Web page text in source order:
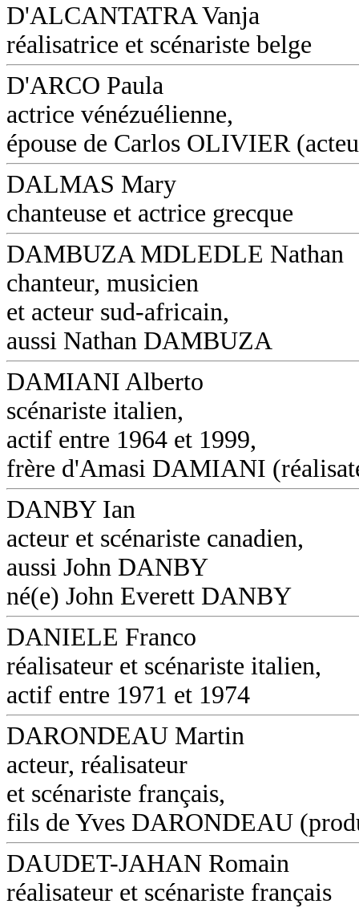
D'ALCANTATRA Vanja
réalisatrice et scénariste belge
D'ARCO Paula
actrice vénézuélienne,
épouse de Carlos OLIVIER
DALMAS Mary
chanteuse et actrice grecque
DAMBUZA MDLEDLE Nathan
chanteur, musicien
et acteur sud-africain,
aussi Nathan DAMBUZA
DAMIANI Alberto
scénariste italien,
actif entre 1964 et 1999,
frère d'Amasi DAMIANI
DANBY Ian
acteur et scénariste canadien,
aussi John DANBY
né(e) John Everett DANBY
DANIELE Franco
réalisateur et scénariste italien,
actif entre 1971 et 1974
DARONDEAU Martin
acteur, réalisateur
et scénariste français,
fils de Yves DARONDEAU
DAUDET-JAHAN Romain
réalisateur et scénariste français